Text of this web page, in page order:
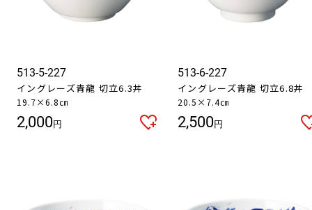
513-5-227
イングレーズ青龍 切立6.3丼
19.7×6.8㎝
2,000円
513-6-227
イングレーズ青龍 切立6.8丼
20.5×7.4㎝
2,500円